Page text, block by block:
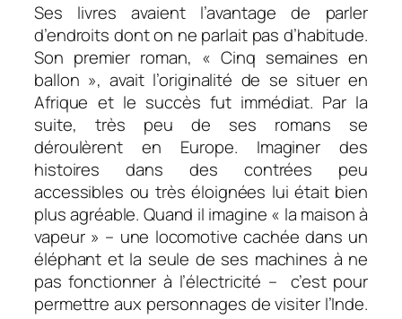
Ses livres avaient l’avantage de parler
d’endroits dont on ne parlait pas d’habitude.
Son premier roman, « Cinq semaines en
ballon », avait l’originalité de se situer en
Afrique et le succès fut immédiat. Par la
suite, très peu de ses romans se
déroulèrent en Europe. Imaginer des
histoires dans des contrées peu
accessibles ou très éloignées lui était bien
plus agréable. Quand il imagine « la maison à
vapeur » – une locomotive cachée dans un
éléphant et la seule de ses machines à ne
pas fonctionner à l’électricité – c’est pour
permettre aux personnages de visiter l’Inde.